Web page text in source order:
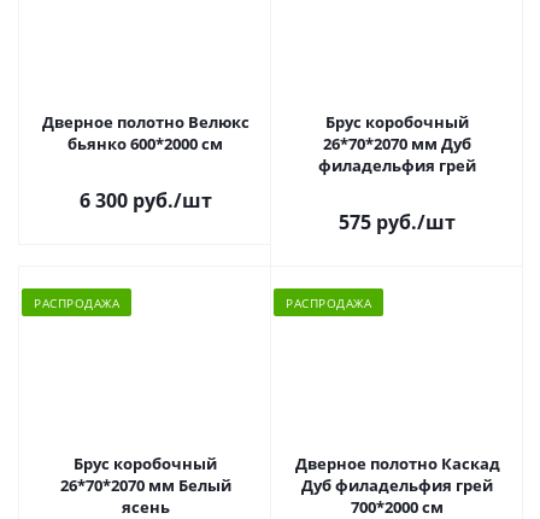
Дверное полотно Велюкс
бьянко 600*2000 см
6 300 руб./шт
Брус коробочный
26*70*2070 мм Дуб
филадельфия грей
575 руб./шт
РАСПРОДАЖА
Брус коробочный
26*70*2070 мм Белый
ясень
РАСПРОДАЖА
Дверное полотно Каскад
Дуб филадельфия грей
700*2000 см